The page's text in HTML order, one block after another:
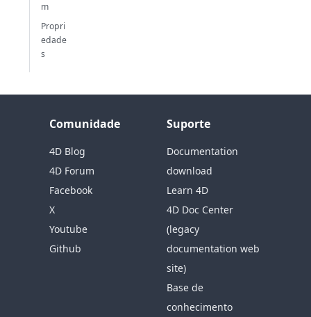
m
Propri
edade
s
Comunidade
4D Blog
4D Forum
Facebook
X
Youtube
Github
Suporte
Documentation
download
Learn 4D
4D Doc Center
(legacy
documentation web
site)
Base de
conhecimento